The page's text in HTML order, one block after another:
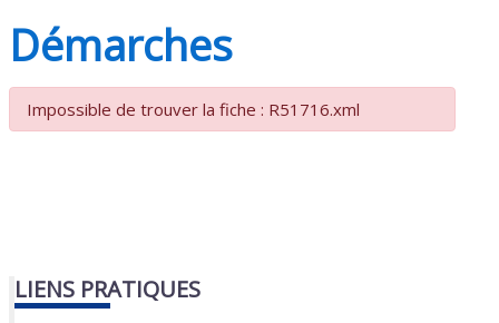
Démarches
Impossible de trouver la fiche : R51716.xml
LIENS PRATIQUES